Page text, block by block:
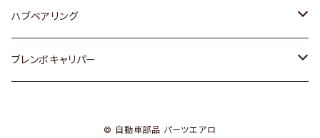
日産
ダイハツ
ハブベアリング
トヨタ
ブレンボキャリパー
© 自動車部品 パーツエアロ